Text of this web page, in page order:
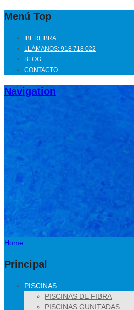
Menú Top
IBERFIBRA
LLÁMANOS: 918 718 022
BLOG
CONTACTO
Navigation
Home
Principal
PISCINAS
PISCINAS DE FIBRA
PISCINAS GUNITADAS